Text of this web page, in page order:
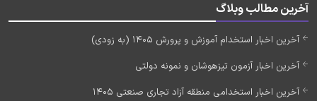
آخرین مطالب وبلاگ
آخرین اخبار استخدام آموزش و پرورش 1405 (به زودی)
آخرین اخبار آزمون تیزهوشان و نمونه دولتی
آخرین اخبار استخدامی منطقه آزاد تجاری صنعتی 1405